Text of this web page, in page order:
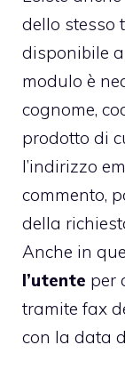
dello stesso
disponibile
modulo è
cognome,
prodotto di
l’indirizzo
commento,
della
Anche in
l’utente per
tramite fax
con la data